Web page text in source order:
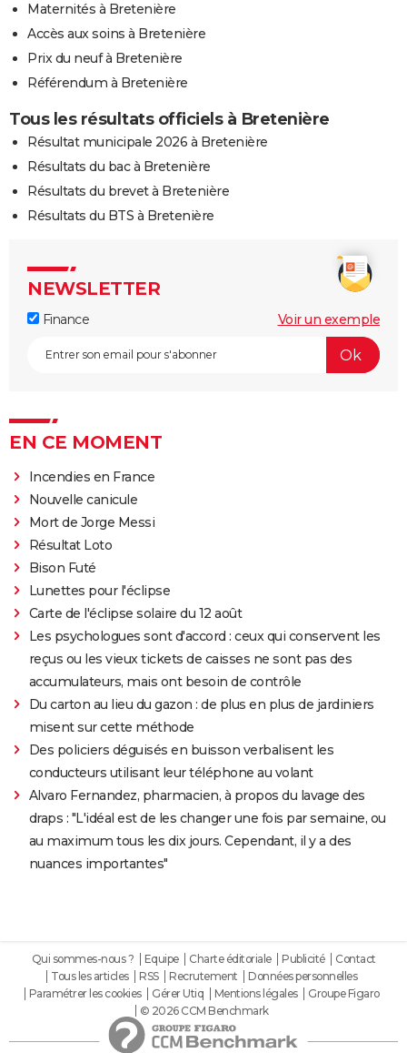
Maternités à Bretenière
Accès aux soins à Bretenière
Prix du neuf à Bretenière
Référendum à Bretenière
Tous les résultats officiels à Bretenière
Résultat municipale 2026 à Bretenière
Résultats du bac à Bretenière
Résultats du brevet à Bretenière
Résultats du BTS à Bretenière
NEWSLETTER
Finance Voir un exemple
EN CE MOMENT
Incendies en France
Nouvelle canicule
Mort de Jorge Messi
Résultat Loto
Bison Futé
Lunettes pour l'éclipse
Carte de l'éclipse solaire du 12 août
Les psychologues sont d'accord : ceux qui conservent les
reçus ou les vieux tickets de caisses ne sont pas des
accumulateurs, mais ont besoin de contrôle
Du carton au lieu du gazon : de plus en plus de jardiniers
misent sur cette méthode
Des policiers déguisés en buisson verbalisent les
conducteurs utilisant leur téléphone au volant
Alvaro Fernandez, pharmacien, à propos du lavage des
draps : "L'idéal est de les changer une fois par semaine, ou
au maximum tous les dix jours. Cependant, il y a des
nuances importantes"
Qui sommes-nous ? Equipe Charte éditoriale Publicité
Contact
Tous les articles
RSS Recrutement
Données personnelles
Paramétrer les cookies
Gérer Utiq Mentions légales
Groupe Figaro
© 2026 CCM Benchmark